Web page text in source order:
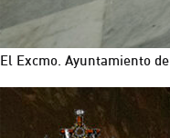
El Excmo. Ayuntamiento